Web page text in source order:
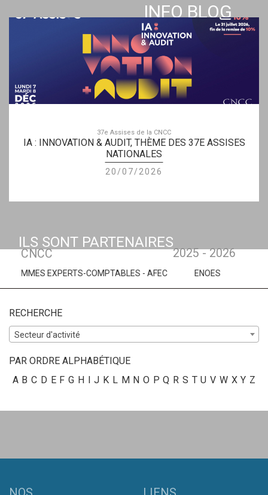
INFO BLOG
37e Assises de la CNCC
IA : INNOVATION & AUDIT, THÈME DES 37E ASSISES
NATIONALES
20/07/2026
ILS SONT PARTENAIRES
CNCC 2025 - 2026
EXPERTS-COMPTABLES - AFEC ENOES CENTRE OUEST
RECHERCHE
Secteur d'activité
PAR ORDRE ALPHABÉTIQUE
A B C D E F G H I J K L M N O P Q R S T U V W X Y Z